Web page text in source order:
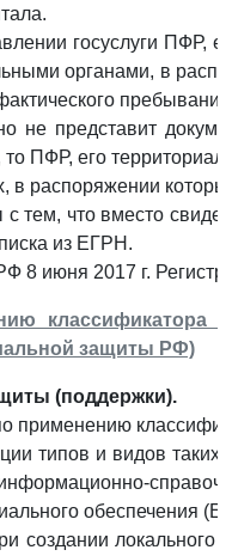
госуслуги ПФР,
органами, в
не представит
ПФР, его
в распоряжении
тем, что вместо
из ЕГРН.
8 июня 2017 г.
классификатора
защиты РФ)
(поддержки).
применению
типов и видов
обеспечения
создании